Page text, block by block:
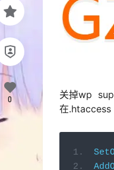
关掉wp
在.htaccess
0